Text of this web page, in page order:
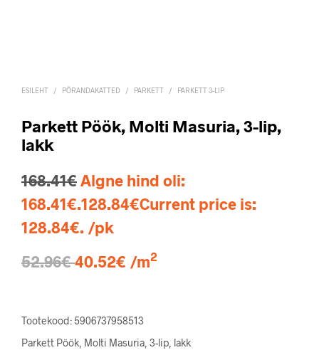
ESILEHT / PÕRANDAKATTED / PARKETT / PARKETT 3-LIP
Parkett Pöök, Molti Masuria, 3-lip,
lakk
168.41€Algne hind oli:
168.41€.128.84€Current price is:
128.84€. /pk
52.96€40.52€ /m2
Tootekood: 5906737958513
Parkett Pöök, Molti Masuria, 3-lip, lakk